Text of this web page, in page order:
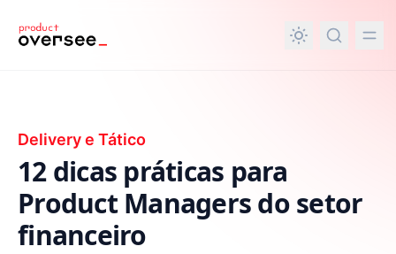
principal
Delivery e Tático
12 dicas práticas para
Product Managers do setor
financeiro